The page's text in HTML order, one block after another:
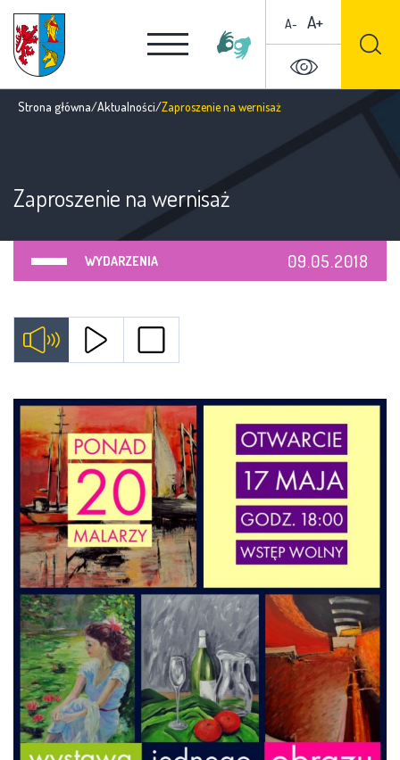
A- A+
Strona główna/Aktualności/Zaproszenie na wernisaż
Zaproszenie na wernisaż
WYDARZENIA 09.05.2018